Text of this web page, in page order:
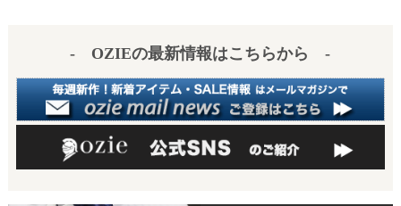
- OZIEの最新情報はこちらから -